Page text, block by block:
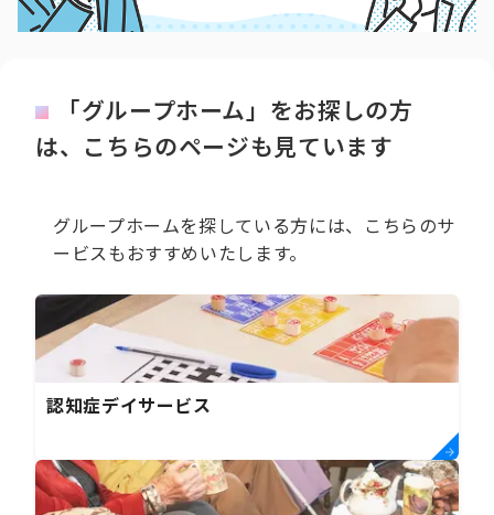
「グループホーム」をお探しの方
は、こちらのページも見ています
グループホームを探している方には、こちらのサ
ービスもおすすめいたします。
認知症デイサービス